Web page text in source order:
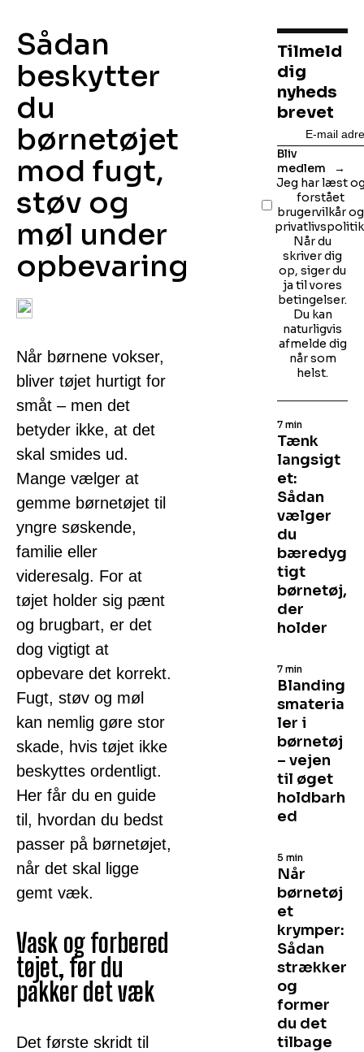
Sådan
beskytter
du
børnetøjet
mod fugt,
støv og
møl under
opbevaring
Når børnene vokser,
bliver tøjet hurtigt for
småt – men det
betyder ikke, at det
skal smides ud.
Mange vælger at
gemme børnetøjet til
yngre søskende,
familie eller
videresalg. For at
tøjet holder sig pænt
og brugbart, er det
dog vigtigt at
opbevare det korrekt.
Fugt, støv og møl
kan nemlig gøre stor
skade, hvis tøjet ikke
beskyttes ordentligt.
Her får du en guide
til, hvordan du bedst
passer på børnetøjet,
når det skal ligge
gemt væk.
Vask og forbered
tøjet, før du
pakker det væk
Det første skridt til
Tilmeld
dig
nyheds
brevet
Bliv
medlem
Jeg har læst
forstået
brugervilkår og
Når du
skriver dig
op, siger du
ja til vores
betingelser.
Du kan
naturligvis
afmelde dig
når som
helst.
Tænk
langsigt
et:
Sådan
vælger
du
bæredyg
tigt
børnetøj,
der
holder
7 min
Blanding
smateria
ler i
børnetøj
– vejen
til øget
holdbarh
ed
7 min
Når
børnetøj
et
krymper:
Sådan
strækker
og
former
du det
tilbage
5 min